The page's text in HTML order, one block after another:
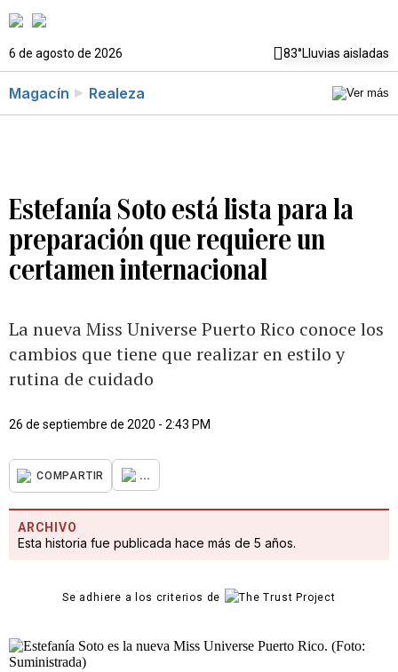
6 de agosto de 2026 83°Lluvias aisladas
Magacín Realeza
Estefanía Soto está lista para la
preparación que requiere un
certamen internacional
La nueva Miss Universe Puerto Rico conoce los
cambios que tiene que realizar en estilo y
rutina de cuidado
26 de septiembre de 2020 - 2:43 PM
COMPARTIR ...
ARCHIVO
Esta historia fue publicada hace más de 5 años.
Se adhiere a los criterios de